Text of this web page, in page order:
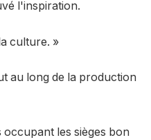
l'inspiration.
culture. »
au long de la production
les sièges bon